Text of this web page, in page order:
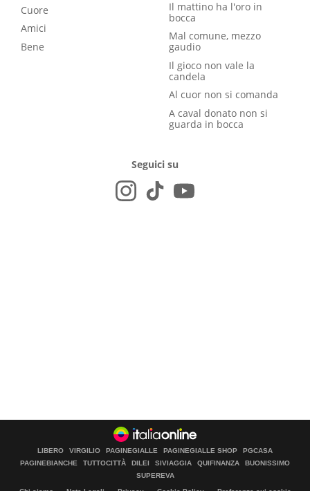
Cuore
Amici
Bene
Il mattino ha l'oro in
bocca
Mal comune, mezzo
gaudio
Il gioco non vale la
candela
Al cuor non si comanda
A caval donato non si
guarda in bocca
Seguici su
LIBERO VIRGILIO PAGINEGIALLE PAGINEGIALLE SHOP
PGCASA
PAGINEBIANCHE
TUTTOCITTÀ DILEI SIVIAGGIA QUIFINANZA
BUONISSIMO
SUPEREVA